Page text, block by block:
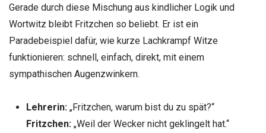
Gerade durch diese Mischung aus kindlicher Logik und
Wortwitz bleibt Fritzchen so beliebt. Er ist ein
Paradebeispiel dafür, wie kurze Lachkrampf Witze
funktionieren: schnell, einfach, direkt, mit einem
sympathischen Augenzwinkern.
Lehrerin:„Fritzchen, warum bist du zu spät?“
Fritzchen:„Weil der Wecker nicht geklingelt hat.“